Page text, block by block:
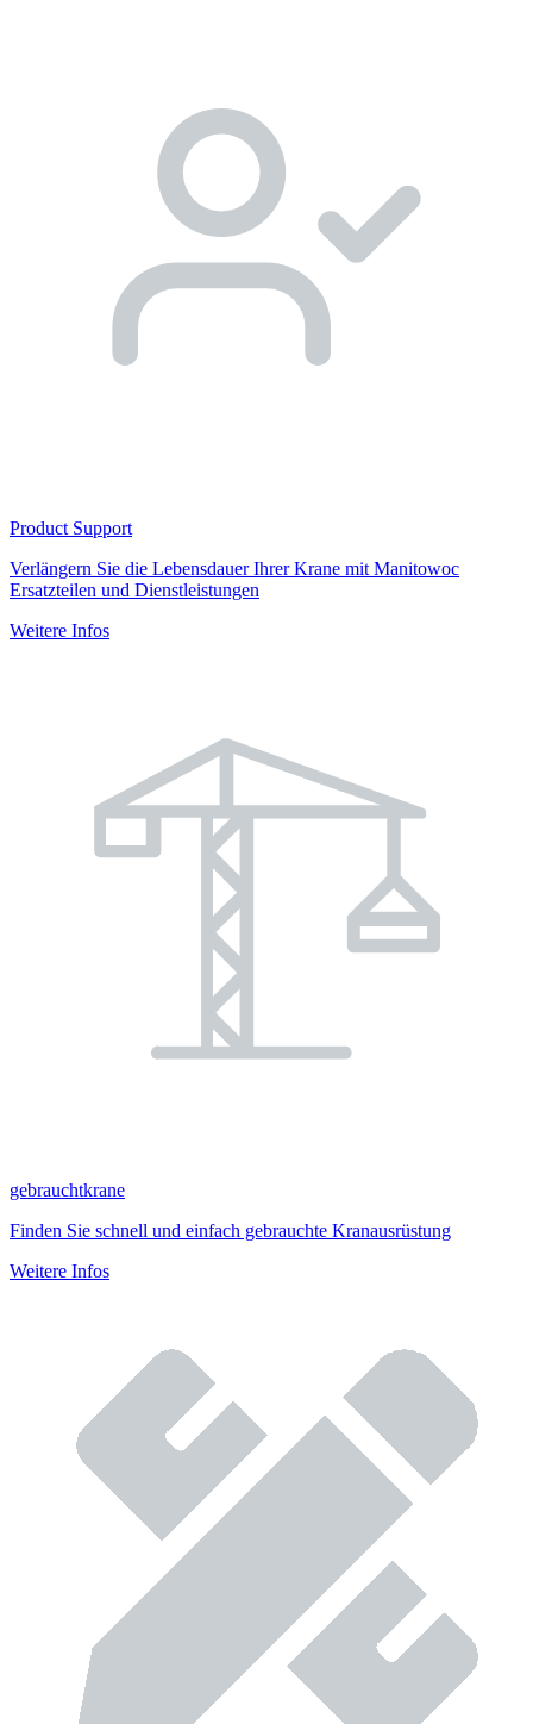
Product Support
Verlängern Sie die Lebensdauer Ihrer Krane mit Manitowoc
Ersatzteilen und Dienstleistungen
Weitere Infos
gebrauchtkrane
Finden Sie schnell und einfach gebrauchte Kranausrüstung
Weitere Infos